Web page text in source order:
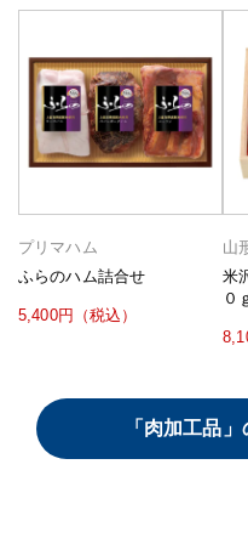
プリマハム
ふらのハム詰合せ
5,400円（税込）
山
米
０
「肉加工品